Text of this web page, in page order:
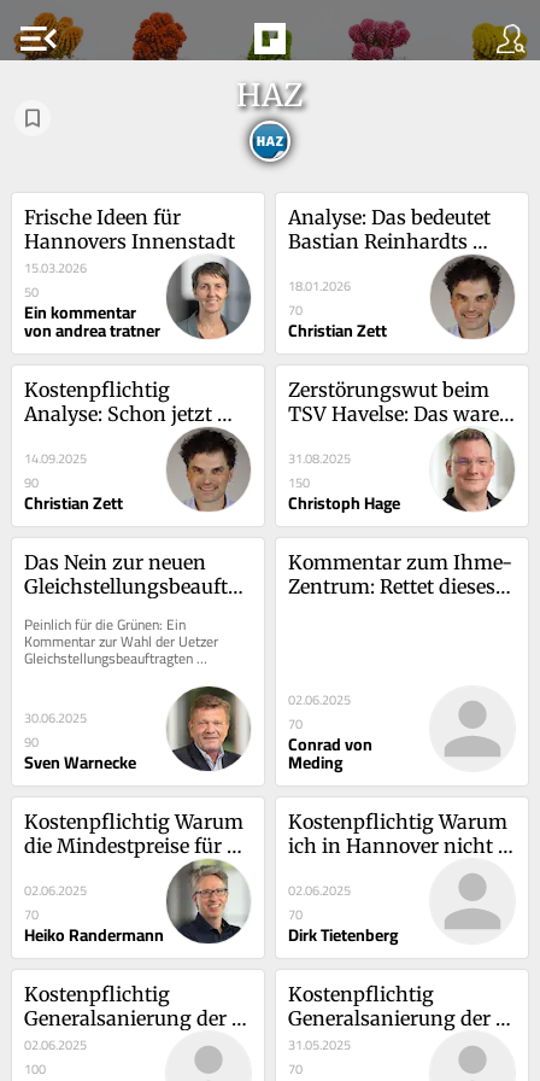
menu_open
HAZ
Frische Ideen für
Hannovers Innenstadt
15.03.2026
50
Ein kommentar
von andrea tratner
Analyse: Das bedeutet
Bastian Reinhardts
Austritt für die SPD –
und für ihn selbst
18.01.2026
70
Christian Zett
Kostenpflichtig
Analyse: Schon jetzt
Bürgermeister-Rennen
die Karten neu
gemischt
14.09.2025
90
Christian Zett
Zerstörungswut beim
TSV Havelse: Das waren
keine Fußballfans,
sondern Verbrecher
31.08.2025
150
Christoph Hage
Das Nein zur neuen
Gleichstellungsbeauftragten
Grünen und dem Amt
nicht würdig
Peinlich für die Grünen: Ein
Kommentar zur Wahl der Uetzer
Gleichstellungsbeauftragten
Kostenpflichtig﻿Das Nein zur neuen...
30.06.2025
90
Sven Warnecke
Kommentar zum Ihme-
Zentrum: Rettet dieses
02.06.2025
70
Conrad von
Meding
Kostenpflichtig Warum
die Mindestpreise für
Taxis in Hannover ein
Fehler sind
02.06.2025
70
Heiko Randermann
Kostenpflichtig Warum
ich in Hannover nicht
auf das Taxi verzichten
möchte
02.06.2025
70
Dirk Tietenberg
Kostenpflichtig
Generalsanierung der
Fußgängerzone? Die
Wunstorfer müssten
02.06.2025
100
Kostenpflichtig
Generalsanierung der
Fußgängerzone? Die
Wunstorfer müssten
31.05.2025
70